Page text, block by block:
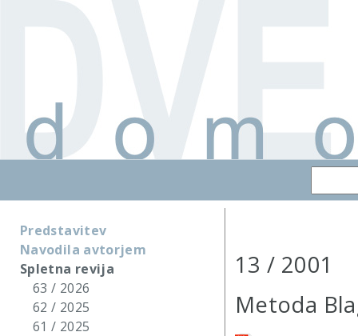
Predstavitev
Navodila avtorjem
Spletna revija
63 / 2026
62 / 2025
61 / 2025
13 / 2001
Metoda